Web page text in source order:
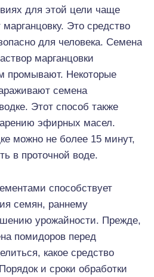
для этой цели чаще
Это средство
для человека. Семена
марганцовки
промывают. Некоторые
семена
Этот способ также
эфирных масел.
можно не более 15 минут,
в проточной воде.
способствует
семян, раннему
урожайности. Прежде,
помидоров перед
какое средство
и сроки обработки